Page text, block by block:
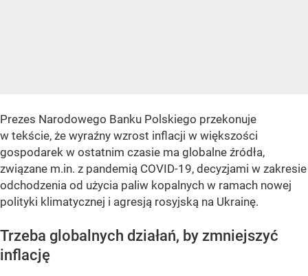
Prezes Narodowego Banku Polskiego przekonuje
w tekście, że wyraźny wzrost inflacji w większości
gospodarek w ostatnim czasie ma globalne źródła,
związane m.in. z pandemią COVID-19, decyzjami w zakresie
odchodzenia od użycia paliw kopalnych w ramach nowej
polityki klimatycznej i agresją rosyjską na Ukrainę.
Trzeba globalnych działań, by zmniejszyć
inflację